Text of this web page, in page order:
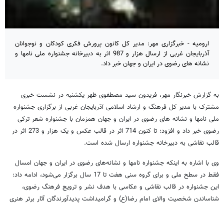
ارومیه - خبرگزاری مهر: مدیر کل کانون پرورش فکری کودکان و نوجوانان
آذربایجان غربی از ارسال هزار و 987 اثر به دبیرخانه جشنواره ملی نامها و
نشانه های رضوی در ایران و جهان خبر داد.
به گزارش خبرنگار مهر، فریدون سید مصطفوی ظهر یکشنبه در نشست خبری
مشترک با مدیر کل فرهنگ و ارشاد اسلامی آذربایجان غربی از برگزاری جشنواره
ملی نامها و نشانه های رضوی در ایران و جهان همزمان با جشنواره شعر ترکی
رضوی خبر داد و افزود: تا کنون 714 اثر در قالب عکس و یک هزار و 273 اثر در
قالب نقاشی به دبیرخانه جشنواره ارسال شده است.
وی با اشاره به اینکه جشنواره نامها و نشانه‌های رضوی در ایران و جهان امسال
فقط در سطح ملی و برای گروه سنی هفت تا 17 سال برگزار می‌شود، ادامه داد:
این جشنواره در قالب نقاشی و عکاسی با هدف نشر و ترویج فرهنگ رضوی،
شناساندن شخصیت والای امام رضا(ع) و گرامیداشت پدیدآورندگان آثار برتر هنری